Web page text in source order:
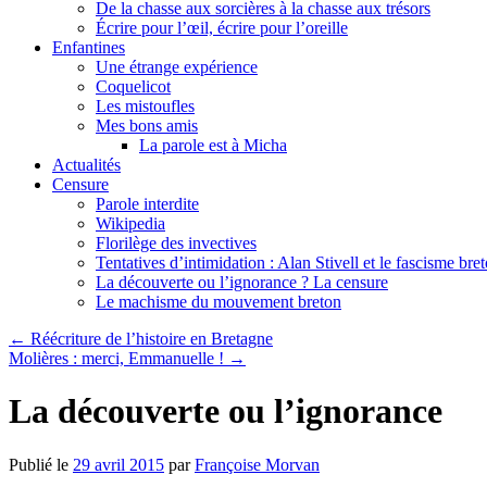
De la chasse aux sorcières à la chasse aux trésors
Écrire pour l’œil, écrire pour l’oreille
Enfantines
Une étrange expérience
Coquelicot
Les mistoufles
Mes bons amis
La parole est à Micha
Actualités
Censure
Parole interdite
Wikipedia
Florilège des invectives
Tentatives d’intimidation : Alan Stivell et le fascisme
La découverte ou l’ignorance ? La censure
Le machisme du mouvement breton
← Réécriture de l’histoire en Bretagne
Molières : merci, Emmanuelle ! →
La découverte ou l’ignorance
Publié le 29 avril 2015 par Françoise Morvan